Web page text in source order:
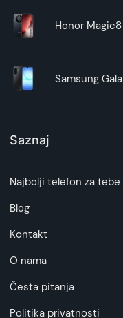
Honor
Samsung
Saznaj
Najbolji telefon za tebe
Blog
Kontakt
O nama
Česta pitanja
Politika privatnosti